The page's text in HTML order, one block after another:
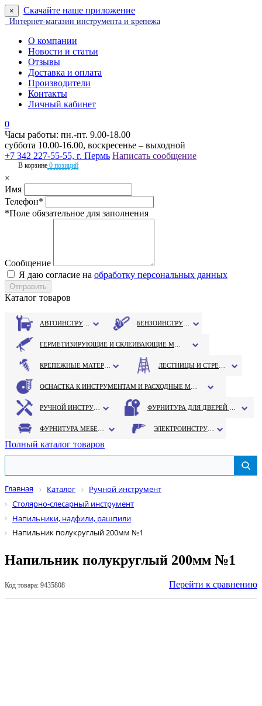
× Скачайте наше приложение
Интернет-магазин инструмента и крепежа
О компании
Новости и статьи
Отзывы
Доставка и оплата
Производители
Контакты
Личный кабинет
0
Часы работы: пн.-пт. 9.00-18.00
суббота 10.00-16.00, воскресенье – выходной
+7 342 227-55-55, г. Пермь Написать сообщение
В корзине 0 позиций
×
Имя
Телефон*
*Поле обязательное для заполнения
Сообщение
Я даю согласие на обработку персональных данных
Каталог товаров
Полный каталог товаров
Главная Каталог
Ручной инструмент
Столярно-слесарный инструмент
Напильники, надфили, рашпили
Напильник полукруглый 200мм №1
Напильник полукруглый 200мм №1
Код товара: 9435808 Перейти к сравнению